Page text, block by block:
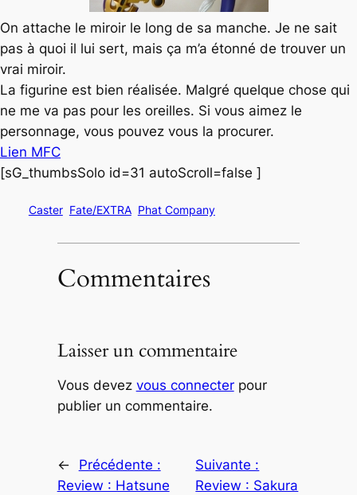
On attache le miroir le long de sa manche. Je ne sait
pas à quoi il lui sert, mais ça m’a étonné de trouver un
vrai miroir.
La figurine est bien réalisée. Malgré quelque chose qui
ne me va pas pour les oreilles. Si vous aimez le
personnage, vous pouvez vous la procurer.
Lien MFC
[sG_thumbsSolo id=31 autoScroll=false ]
Caster Fate/EXTRA Phat Company
Commentaires
Laisser un commentaire
Vous devez vous connecterpour
publier un commentaire.
←
Précédente :
Review : Hatsune
Suivante :
Review : Sakura